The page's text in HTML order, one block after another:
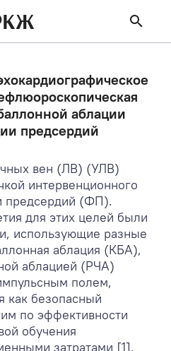
аблации
предсердий
вен (ЛВ) (УЛВ)
интервенционного
предсердий (ФП).
для этих целей были
использующие разные
аблация (КБА),
аблацией (РЧА)
полем,
как безопасный
по эффективности
обучения
затратами [1].